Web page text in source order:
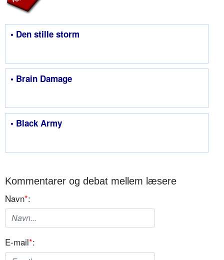
• Den stille storm
• Brain Damage
• Black Army
Kommentarer og debat mellem læsere
Navn*:
E-mail*: